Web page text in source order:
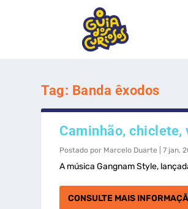
Tag: Banda êxodos
Caminhão,
Postado por Marcelo Duarte |7 jan,
A música Gangnam Style,
CONSULTE MAIS